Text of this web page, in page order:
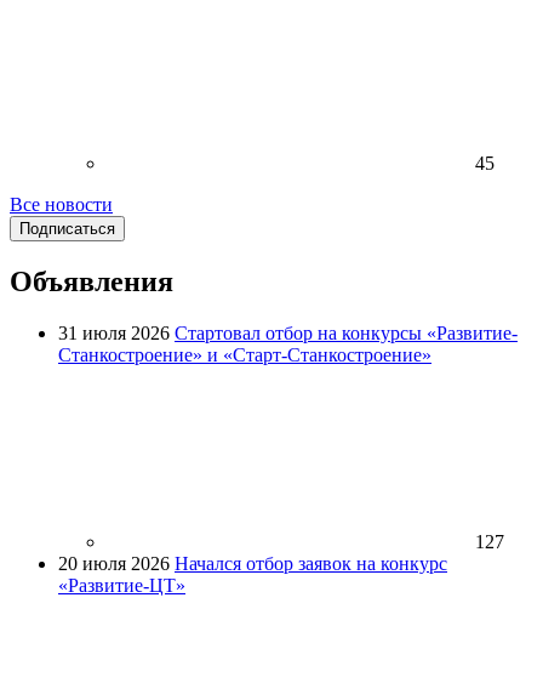
45
Все новости
Подписаться
Объявления
31 июля 2026 Стартовал отбор на конкурсы «Развитие-
Станкостроение» и «Старт-Станкостроение»
127
20 июля 2026 Начался отбор заявок на конкурс
«Развитие-ЦТ»